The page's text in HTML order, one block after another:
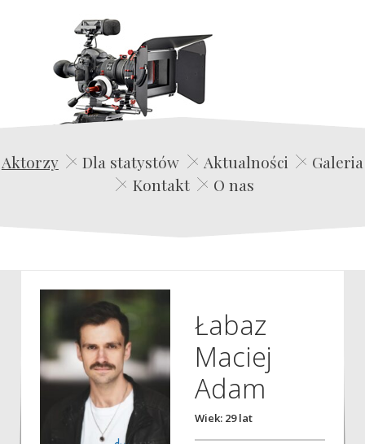
Edwin Film Agencja Aktorska
Aktorzy Dla statystów Aktualności
Galeria
Kontakt
O nas
Łabaz
Maciej
Adam
Wiek: 29 lat